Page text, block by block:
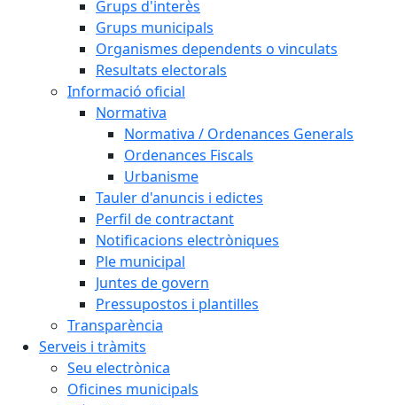
Grups d'interès
Grups municipals
Organismes dependents o vinculats
Resultats electorals
Informació oficial
Normativa
Normativa / Ordenances Generals
Ordenances Fiscals
Urbanisme
Tauler d'anuncis i edictes
Perfil de contractant
Notificacions electròniques
Ple municipal
Juntes de govern
Pressupostos i plantilles
Transparència
Serveis i tràmits
Seu electrònica
Oficines municipals